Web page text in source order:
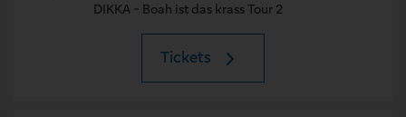
DIKKA - Boah ist das krass Tour 2
Tickets